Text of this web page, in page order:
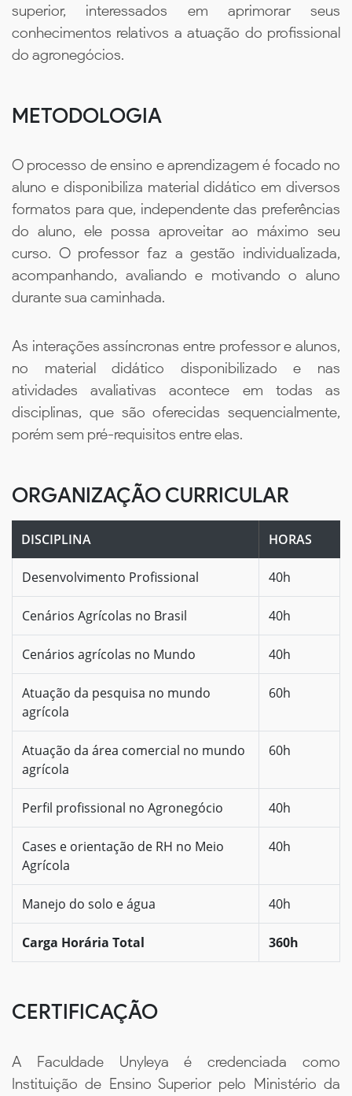
superior, interessados em aprimorar seus
conhecimentos relativos a atuação do profissional
do agronegócios.
METODOLOGIA
O processo de ensino e aprendizagem é focado no
aluno e disponibiliza material didático em diversos
formatos para que, independente das preferências
do aluno, ele possa aproveitar ao máximo seu
curso. O professor faz a gestão individualizada,
acompanhando, avaliando e motivando o aluno
durante sua caminhada.
As interações assíncronas entre professor e alunos,
no material didático disponibilizado e nas
atividades avaliativas acontece em todas as
disciplinas, que são oferecidas sequencialmente,
porém sem pré-requisitos entre elas.
ORGANIZAÇÃO CURRICULAR
DISCIPLINA HORAS
Desenvolvimento Profissional 40h
Cenários Agrícolas no Brasil 40h
Cenários agrícolas no Mundo 40h
Atuação da pesquisa no mundo
agrícola
60h
Atuação da área comercial no mundo
agrícola
60h
Perfil profissional no Agronegócio 40h
Cases e orientação de RH no Meio
Agrícola
40h
Manejo do solo e água 40h
Carga Horária Total 360h
CERTIFICAÇÃO
A Faculdade Unyleya é credenciada como
Instituição de Ensino Superior pelo Ministério da